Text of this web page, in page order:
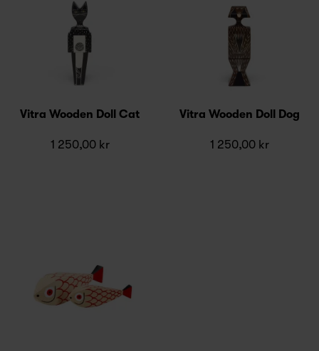
Vitra Wooden Doll Cat
1 250,00 kr
Vitra Wooden Doll Dog
1 250,00 kr